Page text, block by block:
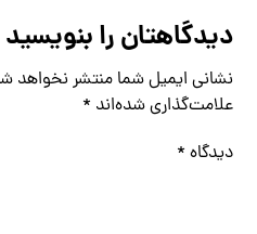
دیدگاهتان را بنویسید
نشانی ایمیل شما منتشر نخواهد
علامت‌گذاری شده‌اند *
دیدگاه *